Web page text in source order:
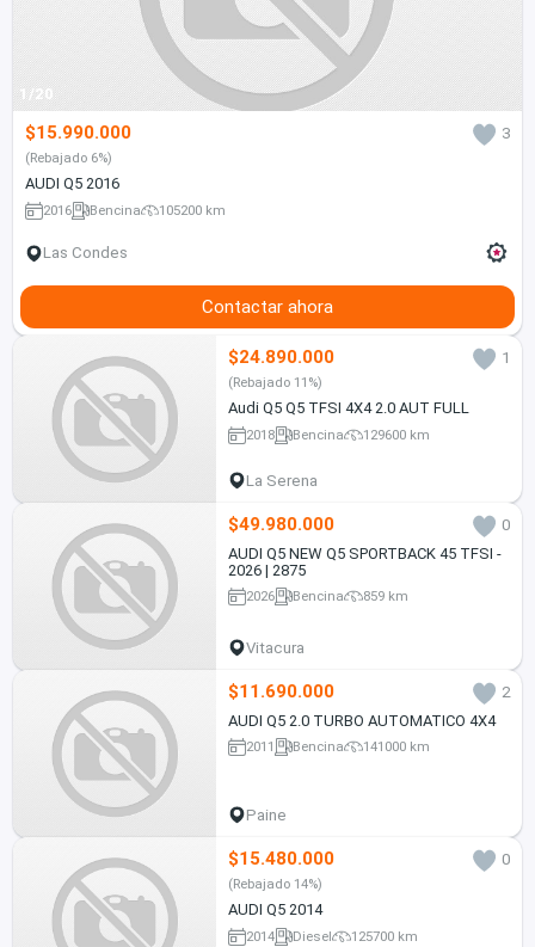
1/20
$15.990.000 3
(Rebajado 6%)
AUDI Q5 2016
2016 Bencina 105200 km
Las Condes
Contactar ahora
$24.890.000 1
(Rebajado 11%)
Audi Q5 Q5 TFSI 4X4 2.0 AUT FULL
2018 Bencina 129600 km
La Serena
$49.980.000
0
AUDI Q5 NEW Q5 SPORTBACK 45 TFSI -
2026 | 2875
2026 Bencina 859 km
Vitacura
$11.690.000
2
AUDI Q5 2.0 TURBO AUTOMATICO 4X4
2011 Bencina 141000 km
Paine
$15.480.000 0
(Rebajado 14%)
AUDI Q5 2014
2014 Diesel 125700 km